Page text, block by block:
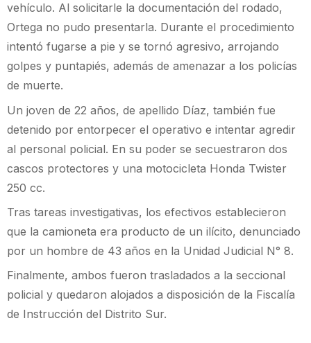
vehículo. Al solicitarle la documentación del rodado,
Ortega no pudo presentarla. Durante el procedimiento
intentó fugarse a pie y se tornó agresivo, arrojando
golpes y puntapiés, además de amenazar a los policías
de muerte.
Un joven de 22 años, de apellido Díaz, también fue
detenido por entorpecer el operativo e intentar agredir
al personal policial. En su poder se secuestraron dos
cascos protectores y una motocicleta Honda Twister
250 cc.
Tras tareas investigativas, los efectivos establecieron
que la camioneta era producto de un ilícito, denunciado
por un hombre de 43 años en la Unidad Judicial N° 8.
Finalmente, ambos fueron trasladados a la seccional
policial y quedaron alojados a disposición de la Fiscalía
de Instrucción del Distrito Sur.